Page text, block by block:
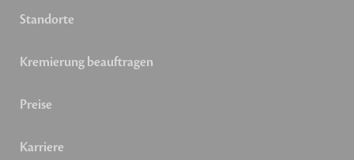
Standorte
Kremierung beauftragen
Preise
Karriere